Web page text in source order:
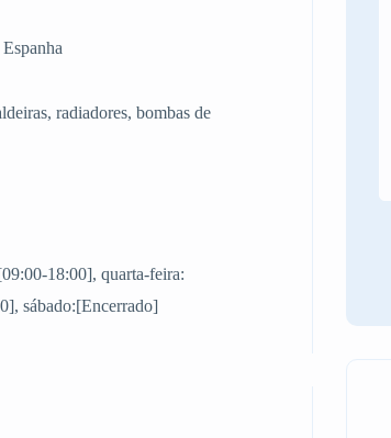
radiadores, bombas de
18:00], quarta-feira:
sábado:[Encerrado]